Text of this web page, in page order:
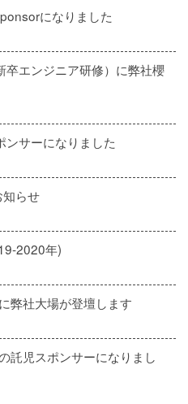
になりました
エンジニア研修）に弊社櫻
サーになりました
らせ
2020年)
弊社大場が登壇します
託児スポンサーになりまし